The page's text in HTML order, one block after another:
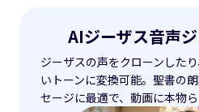
AIジーザス音声
ジーザスの声をクローンした
いトーンに変換可能。聖書の
セージに最適で、動画に本物